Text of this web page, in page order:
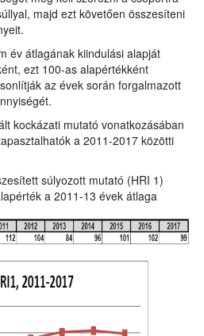
majd ezt követően összesíteni
év átlagának kiindulási alapját
ezt 100-as alapértékként
az évek során forgalmazott
kockázati mutató vonatkozásában
a 2011-2017 közötti
súlyozott mutató (HRI 1)
a 2011-13 évek átlaga